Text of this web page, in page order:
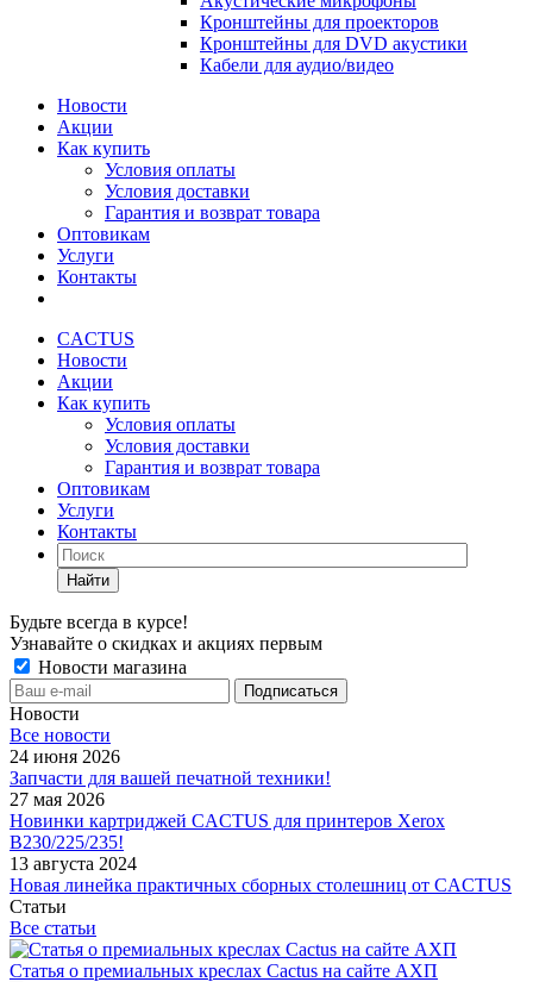
Кронштейны для проекторов
Кронштейны для DVD акустики
Кабели для аудио/видео
Новости
Акции
Как купить
Условия оплаты
Условия доставки
Гарантия и возврат товара
Оптовикам
Услуги
Контакты
CACTUS
Новости
Акции
Как купить
Условия оплаты
Условия доставки
Гарантия и возврат товара
Оптовикам
Услуги
Контакты
Найти
Будьте всегда в курсе!
Узнавайте о скидках и акциях первым
Новости магазина
Новости
Все новости
24 июня 2026
Запчасти для вашей печатной техники!
27 мая 2026
Новинки картриджей CACTUS для принтеров Xerox
B230/225/235!
13 августа 2024
Новая линейка практичных сборных столешниц от CACTUS
Статьи
Все статьи
Статья о премиальных креслах Cactus на сайте АХП